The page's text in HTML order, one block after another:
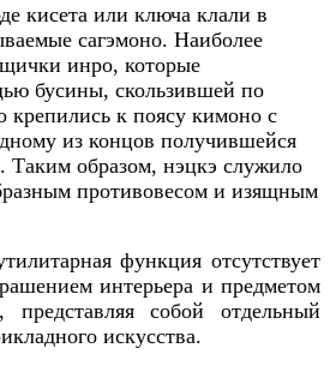
кисета или ключа клали в
сагэмоно. Наиболее
инро, которые
бусины, скользившей по
к поясу кимоно с
из концов получившейся
Таким образом, нэцкэ служило
противовесом и изящным
функция отсутствует
интерьера и предметом
представляя собой отдельный
искусства.